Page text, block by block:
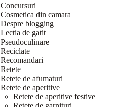
Concursuri
Cosmetica din camara
Despre blogging
Lectia de gatit
Pseudoculinare
Reciclate
Recomandari
Retete
Retete de afumaturi
Retete de aperitive
Retete de aperitive festive